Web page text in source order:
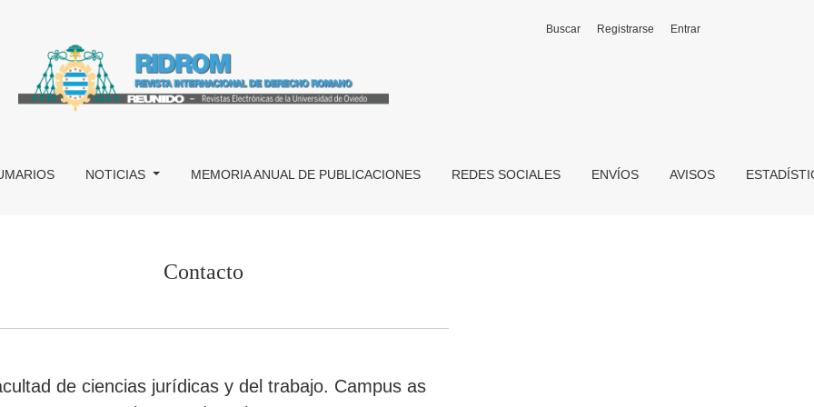
NOTICIAS MEMORIA ANUAL DE PUBLICACIONES REDES SOCIALES ENVÍOS AVISOS
Buscar Registrarse Entrar
Contacto
de ciencias jurídicas y del trabajo. Campus as